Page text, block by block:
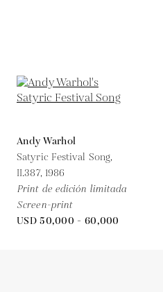
Andy Warhol
Satyric Festival Song,
II.387, 1986
Print de edición limitada
Screen-print
USD 50,000 - 60,000